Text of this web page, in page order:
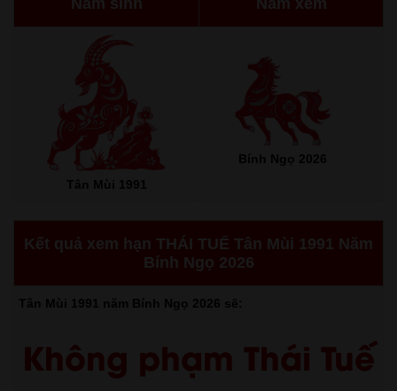
Tân Mùi 1991
Bính Ngọ 2026
Kết quả xem hạn THÁI TUẾ Tân Mùi 1991 Năm
Bính Ngọ 2026
Tân Mùi 1991 năm Bính Ngọ 2026 sẽ:
Không phạm Thái Tuế